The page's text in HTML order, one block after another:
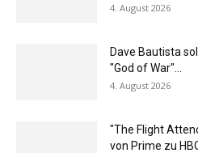
4. August 2026
Dave Bautista
"God of War"...
4. August 2026
"The Flight
von Prime zu